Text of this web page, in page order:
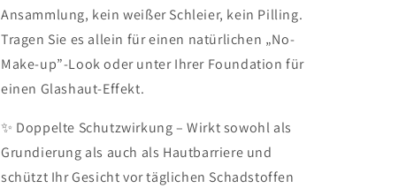
Ansammlung, kein weißer Schleier, kein Pilling.
Tragen Sie es allein für einen natürlichen „No-
Make-up”-Look oder unter Ihrer Foundation für
einen Glashaut-Effekt.
✨ Doppelte Schutzwirkung – Wirkt sowohl als
Grundierung als auch als Hautbarriere und
schützt Ihr Gesicht vor täglichen Schadstoffen